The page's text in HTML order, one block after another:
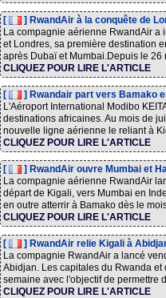
[ ] RwandAir à la conquête de
La compagnie aérienne RwandAir
et Londres, sa première destination
après Dubaï et Mumbai.Depuis le 26
CLIQUEZ POUR LIRE L'ARTICLE
[ ] Rwandair part vers Bamako
L'Aéroport International Modibo
destinations africaines. Au mois de
nouvelle ligne aérienne le reliant à
CLIQUEZ POUR LIRE L'ARTICLE
[ ] RwandAir ouvre Mumbai et
La compagnie aérienne RwandAir
départ de Kigali, vers Mumbai en
en outre atterrir à Bamako dès le
CLIQUEZ POUR LIRE L'ARTICLE
[ ] RwandAir relie Kigali à
La compagnie RwandAir a lancé
Abidjan. Les capitales du Rwanda
semaine avec l'objectif de permettre
CLIQUEZ POUR LIRE L'ARTICLE